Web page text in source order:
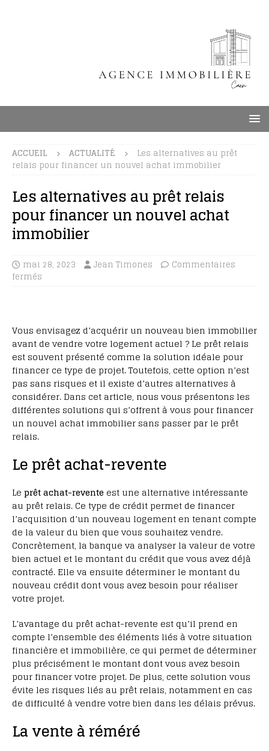
ACCUEIL ACTUALITÉ
Les alternatives au prêt
relais pour financer un nouvel achat immobilier
Les alternatives au prêt relais
pour financer un nouvel achat
immobilier
mai 28, 2023 Jean Timones
Commentaires
fermés
Vous envisagez d’acquérir un nouveau bien immobilier
avant de vendre votre logement actuel ? Le prêt relais
est souvent présenté comme la solution idéale pour
financer ce type de projet. Toutefois, cette option n’est
pas sans risques et il existe d’autres alternatives à
considérer. Dans cet article, nous vous présentons les
différentes solutions qui s’offrent à vous pour financer
un nouvel achat immobilier sans passer par le prêt
relais.
Le prêt achat-revente
Le prêt achat-revente est une alternative intéressante
au prêt relais. Ce type de crédit permet de financer
l’acquisition d’un nouveau logement en tenant compte
de la valeur du bien que vous souhaitez vendre.
Concrètement, la banque va analyser la valeur de votre
bien actuel et le montant du crédit que vous avez déjà
contracté. Elle va ensuite déterminer le montant du
nouveau crédit dont vous avez besoin pour réaliser
votre projet.
L’avantage du prêt achat-revente est qu’il prend en
compte l’ensemble des éléments liés à votre situation
financière et immobilière, ce qui permet de déterminer
plus précisément le montant dont vous avez besoin
pour financer votre projet. De plus, cette solution vous
évite les risques liés au prêt relais, notamment en cas
de difficulté à vendre votre bien dans les délais prévus.
La vente à réméré